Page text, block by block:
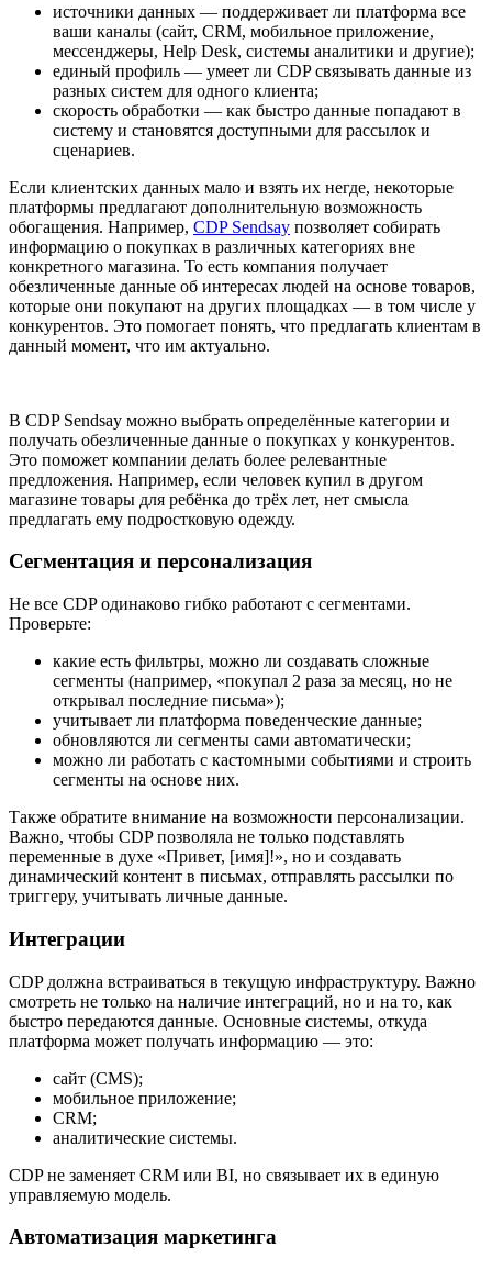
источники данных — поддерживает ли платформа все
ваши каналы (сайт, CRM, мобильное приложение,
мессенджеры, Help Desk, системы аналитики и другие);
единый профиль — умеет ли CDP связывать данные из
разных систем для одного клиента;
скорость обработки — как быстро данные попадают в
систему и становятся доступными для рассылок и
сценариев.
Если клиентских данных мало и взять их негде, некоторые
платформы предлагают дополнительную возможность
обогащения. Например, CDP Sendsay позволяет собирать
информацию о покупках в различных категориях вне
конкретного магазина. То есть компания получает
обезличенные данные об интересах людей на основе товаров,
которые они покупают на других площадках — в том числе у
конкурентов. Это помогает понять, что предлагать клиентам в
данный момент, что им актуально.
В CDP Sendsay можно выбрать определённые категории и
получать обезличенные данные о покупках у конкурентов.
Это поможет компании делать более релевантные
предложения. Например, если человек купил в другом
магазине товары для ребёнка до трёх лет, нет смысла
предлагать ему подростковую одежду.
Сегментация и персонализация
Не все CDP одинаково гибко работают с сегментами.
Проверьте:
какие есть фильтры, можно ли создавать сложные
сегменты (например, «покупал 2 раза за месяц, но не
открывал последние письма»);
учитывает ли платформа поведенческие данные;
обновляются ли сегменты сами автоматически;
можно ли работать с кастомными событиями и строить
сегменты на основе них.
Также обратите внимание на возможности персонализации.
Важно, чтобы CDP позволяла не только подставлять
переменные в духе «Привет, [имя]!», но и создавать
динамический контент в письмах, отправлять рассылки по
триггеру, учитывать личные данные.
Интеграции
CDP должна встраиваться в текущую инфраструктуру. Важно
смотреть не только на наличие интеграций, но и на то, как
быстро передаются данные. Основные системы, откуда
платформа может получать информацию — это:
сайт (CMS);
мобильное приложение;
CRM;
аналитические системы.
CDP не заменяет CRM или BI, но связывает их в единую
управляемую модель.
Автоматизация маркетинга